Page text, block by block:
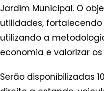
Jardim Municipal. O
utilidades,
utilizando a
economia e valorizar
Serão disponibilizadas